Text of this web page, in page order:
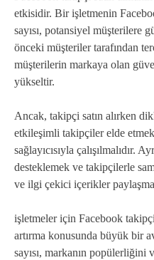
etkisidir. Bir işletmenin
sayısı, potansiyel müşterilere
önceki müşteriler tarafından
müşterilerin markaya olan
yükseltir.
Ancak, takipçi satın alırken
etkileşimli takipçiler elde
sağlayıcısıyla çalışılmalıdır.
desteklemek ve takipçilerle
ve ilgi çekici içerikler
işletmeler için Facebook
artırma konusunda büyük bir
sayısı, markanın popülerliğini